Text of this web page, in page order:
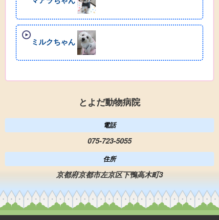
ミルクちゃん
とよだ動物病院
電話
075-723-5055
住所
京都府京都市左京区下鴨高木町3